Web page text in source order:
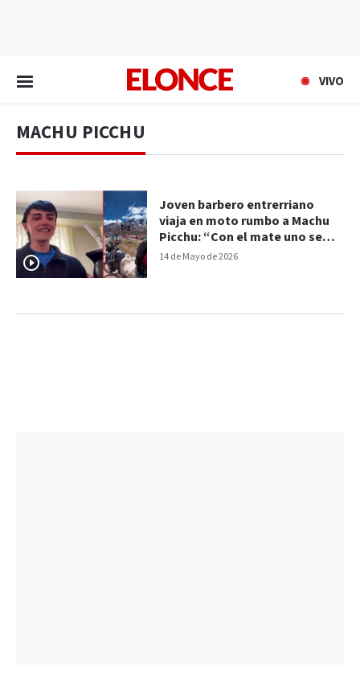
VIVO
MACHU PICCHU
14 de Mayo de 2026
Joven barbero entrerriano
viaja en moto rumbo a Machu
Picchu: “Con el mate uno se
hace compañía al toque”